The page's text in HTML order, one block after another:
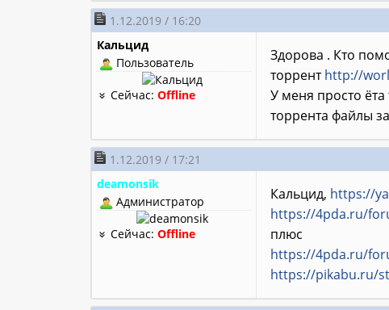
1.12.2019 / 16:20
Кальцид
Пользователь
Сейчас:Offline
Здорова . Кто
торрентhttp://
У меня просто
торрента файлы
1.12.2019 / 17:21
deamonsik
Администратор
Сейчас:Offline
Кальцид, https://
https://4pda.ru/
плюс
https://4pda.ru/
https://pikabu.ru/